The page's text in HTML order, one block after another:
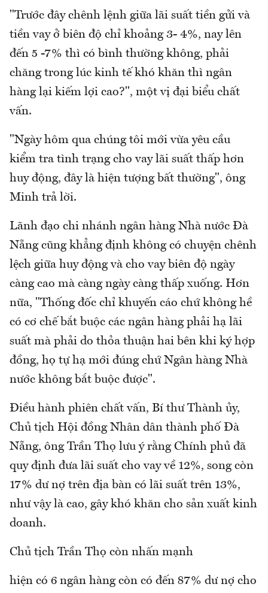
"Trước đây chênh lệnh giữa lãi suất tiền gửi và
tiền vay ở biên độ chỉ khoảng 3- 4%, nay lên
đến 5 -7% thì có bình thường không, phải
chăng trong lúc kinh tế khó khăn thì ngân
hàng lại kiếm lợi cao?", một vị đại biểu chất
vấn.
"Ngày hôm qua chúng tôi mới vừa yêu cầu
kiểm tra tình trạng cho vay lãi suất thấp hơn
huy động, đây là hiện tượng bất thường", ông
Minh trả lời.
Lãnh đạo chi nhánh ngân hàng Nhà nước Đà
Nẵng cũng khẳng định không có chuyện chênh
lệch giữa huy động và cho vay biên độ ngày
càng cao mà càng ngày càng thấp xuống. Hơn
nữa, "Thống đốc chỉ khuyến cáo chứ không hề
có cơ chế bắt buộc các ngân hàng phải hạ lãi
suất mà phải do thỏa thuận hai bên khi ký hợp
đồng, họ tự hạ mới đúng chứ Ngân hàng Nhà
nước không bắt buộc được".
Điều hành phiên chất vấn, Bí thư Thành ủy,
Chủ tịch Hội đồng Nhân dân thành phố Đà
Nẵng, ông Trần Thọ lưu ý rằng Chính phủ đã
quy định đưa lãi suất cho vay về 12%, song còn
17% dư nợ trên địa bàn có lãi suất trên 13%,
như vậy là cao, gây khó khăn cho sản xuất kinh
doanh.
Chủ tịch Trần Thọ còn nhấn mạnh
hiện có 6 ngân hàng còn có đến 87% dư nợ cho